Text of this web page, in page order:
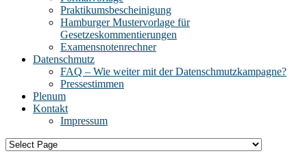
Praktikumsbescheinigung
Hamburger Mustervorlage für
Gesetzeskommentierungen
Examensnotenrechner
Datenschmutz
FAQ – Wie weiter mit der Datenschmutzkampagne?
Pressestimmen
Plenum
Kontakt
Impressum